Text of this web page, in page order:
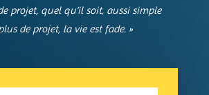
projet, quel qu’il soit, aussi simple
de projet, la vie est fade. »